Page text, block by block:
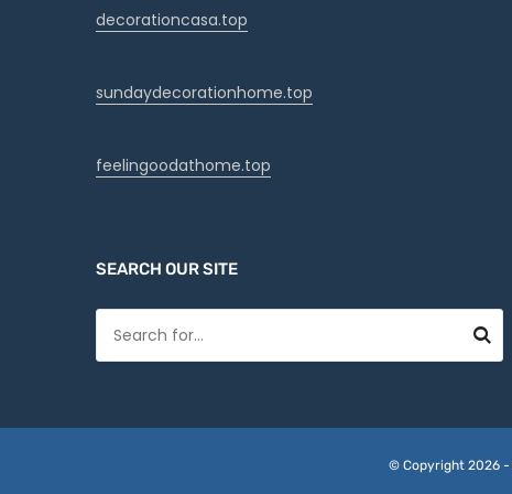
decorationcasa.top
sundaydecorationhome.top
feelingoodathome.top
SEARCH OUR SITE
© Copyright 2026 -